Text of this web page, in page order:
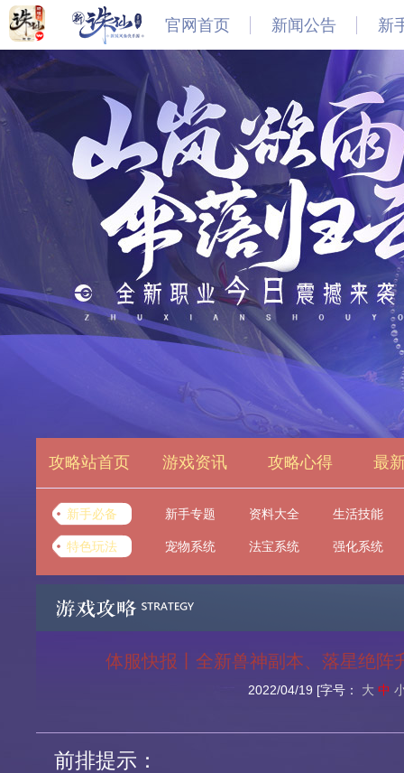
官网首页 新闻公告
新闻
公告
活动
新
攻略站首页 游戏资讯 攻略心得 最
新手必备 新手专题 资料大全 生活技能
特色玩法 宠物系统 法宝系统 强化系统
体服快报丨全新兽神副本、落星绝阵
2022/04/19 [字号： 大 中
前排提示：